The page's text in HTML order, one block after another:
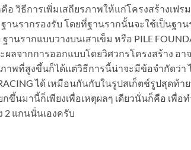
อ วิธีการเพิ่มเสถียรภาพให้แก่โครงสร้างเฟ
นรากรองรับ โดยที่ฐานรากนั้นจะใช้เป็นฐาน
นรากแบบวางบนเสาเข็ม หรือ PILE
จากการออกแบบโดยวิศวกรโครงสร้าง อาจ
ภาพที่สูงขึ้นก็ได้แต่วิธีการนี้น่าจะมีข้อจำกัดว่
ได้ เหมือนกันกับในรูปสเก็ตช์รูปสุดท้
นมานี้ก็เพียงเพื่อเหตุผลๆ เดียวนั่นก็คือ เพื่อ
2 แกนนั่นเองครับ